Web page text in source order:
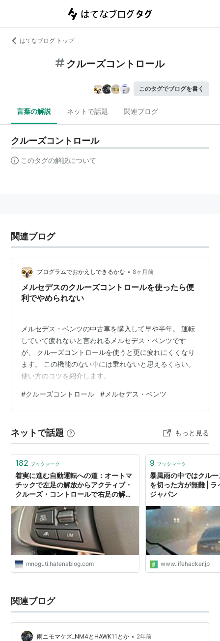
はてなブログ トップ
クルーズコントロール
このタグでブログを書く
言葉の解説 ネットで話題 関連ブログ
クルーズコントロール
このタグの解説について
関連ブログ
プログラムでおかえしできるかな • 8ヶ月前
メルセデスのクルーズコントロールを使ったら便
利でやめられない
メルセデス・ベンツの中古車を購入して早や半年。 運転
していて疲れないと言われるメルセデス・ベンツです
が、 クルーズコントロールを使うと更に疲れにくくなり
ます。 この機能のない車には乗れないと思えるくらい。
使い方のコツを紹介します。
#クルーズコントロール # メルセデス・ベンツ
ネットで話題 もっと見る
182 ブックマーク
着実に進む自動運転への道：オートマ
チックで左足の解放からアクティブ・
クルーズ・コントロールで右足の解放
mnoguti.hatenablog.com
9 ブックマーク
暴風雨の中ではクル
を切った方が無難 | ラ
ジャパン
www.lifehacker.jp
関連ブログ
雨ニモマケズ_NM4とHAWK11とか • 2年前